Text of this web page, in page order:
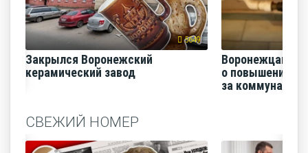
5649
Закрылся Воронежский
керамический завод
Воронежцам
о повышении
за
СВЕЖИЙ НОМЕР